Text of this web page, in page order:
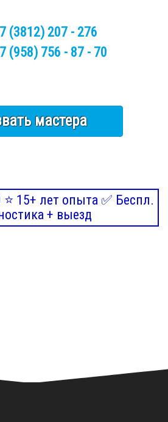
(3812) 207 - 276
(958) 756 - 87 - 70
мастера
15+ лет опыта ✅ Беспл.
+ выезд